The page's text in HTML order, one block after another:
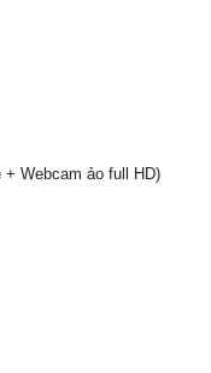
Webcam ảo full HD)